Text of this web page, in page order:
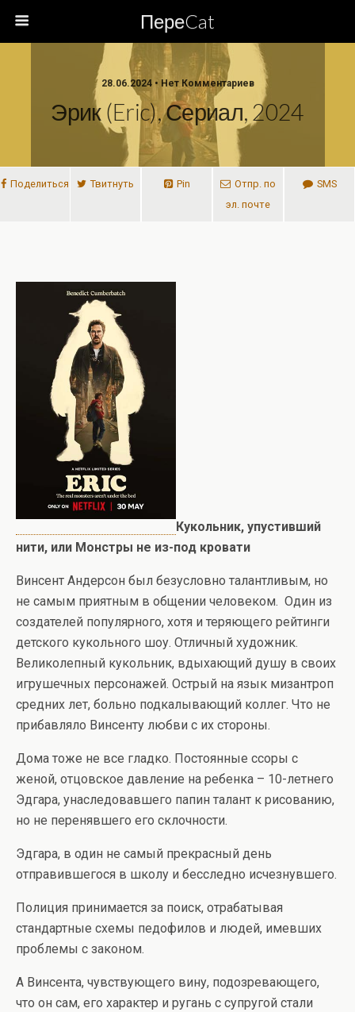
ПереCat
28.06.2024 • Нет Комментариев
Эрик (Eric), Сериал, 2024
Поделиться Твитнуть Pin
Отпр. по
эл. почте
SMS
Кукольник, упустивший
нити, или Монстры не из-под кровати
Винсент Андерсон был безусловно талантливым, но
не самым приятным в общении человеком. Один из
создателей популярного, хотя и теряющего рейтинги
детского кукольного шоу. Отличный художник.
Великолепный кукольник, вдыхающий душу в своих
игрушечных персонажей. Острый на язык мизантроп
средних лет, больно подкалывающий коллег. Что не
прибавляло Винсенту любви с их стороны.
Дома тоже не все гладко. Постоянные ссоры с
женой, отцовское давление на ребенка – 10-летнего
Эдгара, унаследовавшего папин талант к рисованию,
но не перенявшего его склочности.
Эдгара, в один не самый прекрасный день
отправившегося в школу и бесследно исчезнувшего.
Полиция принимается за поиск, отрабатывая
стандартные схемы педофилов и людей, имевших
проблемы с законом.
А Винсента, чувствующего вину, подозревающего,
что он сам, его характер и ругань с супругой стали